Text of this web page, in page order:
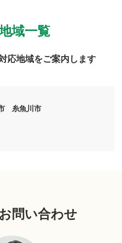
域一覧
応地域をご案内します
糸魚川市
問い合わせ